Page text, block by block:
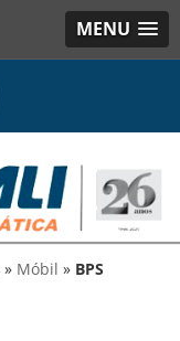
MENU
» Móbil » BPS